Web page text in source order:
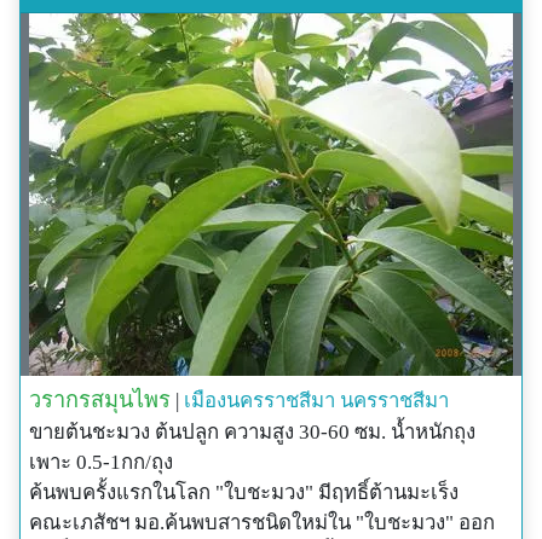
วรากรสมุนไพร | เมืองนครราชสีมา นครราชสีมา
ขายต้นชะมวง ต้นปลูก ความสูง 30-60 ซม. น้ำหนักถุง
เพาะ 0.5-1กก/ถุง
ค้นพบครั้งแรกในโลก "ใบชะมวง" มีฤทธิ์ต้านมะเร็ง
คณะเภสัชฯ มอ.ค้นพบสารชนิดใหม่ใน "ใบชะมวง" ออก